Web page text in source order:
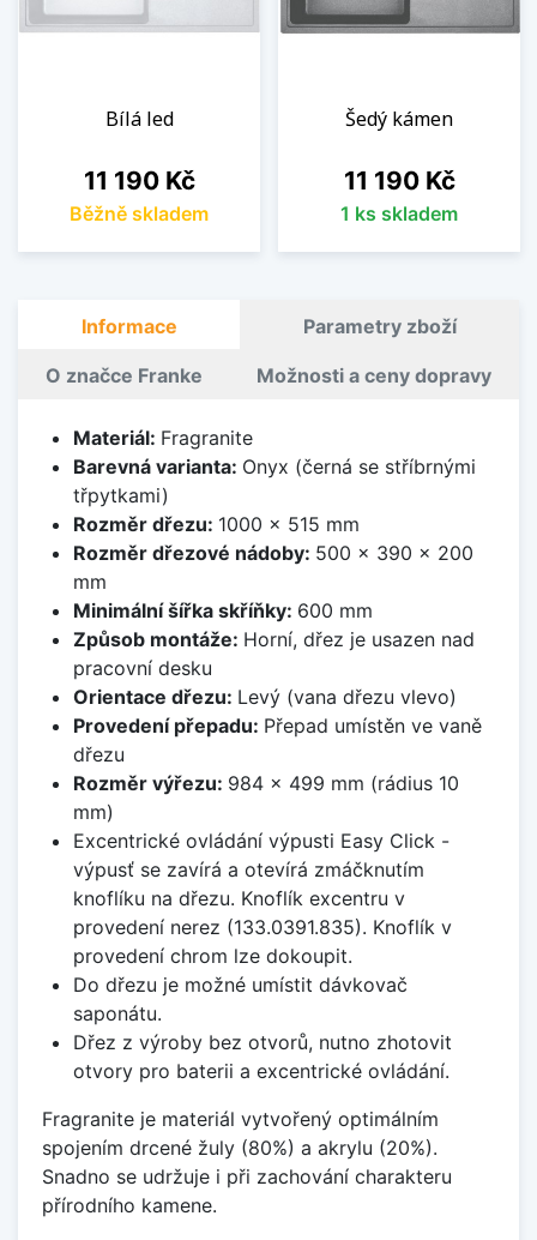
Bílá led
Cena
11 190 Kč
Běžně skladem
Šedý kámen
Cena
11 190 Kč
1 ks skladem
Informace Parametry zboží
O značce Franke Možnosti a ceny dopravy
Materiál: Fragranite
Barevná varianta: Onyx (černá se stříbrnými
třpytkami)
Rozměr dřezu: 1000 x 515 mm
Rozměr dřezové nádoby: 500 x 390 x 200
mm
Minimální šířka skříňky: 600 mm
Způsob montáže: Horní, dřez je usazen nad
pracovní desku
Orientace dřezu: Levý (vana dřezu vlevo)
Provedení přepadu: Přepad umístěn ve vaně
dřezu
Rozměr výřezu: 984 x 499 mm (rádius 10
mm)
Excentrické ovládání výpusti Easy Click -
výpusť se zavírá a otevírá zmáčknutím
knoflíku na dřezu. Knoflík excentru v
provedení nerez (133.0391.835). Knoflík v
provedení chrom lze dokoupit.
Do dřezu je možné umístit dávkovač
saponátu.
Dřez z výroby bez otvorů, nutno zhotovit
otvory pro baterii a excentrické ovládání.
Fragranite je materiál vytvořený optimálním
spojením drcené žuly (80%) a akrylu (20%).
Snadno se udržuje i při zachování charakteru
přírodního kamene.